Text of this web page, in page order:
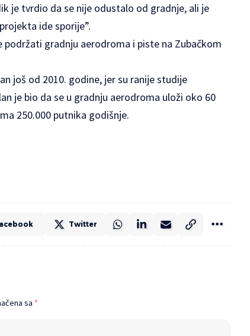
je tvrdio da se nije odustalo od gradnje, ali je
ide sporije”.
gradnju aerodroma i piste na Zubačkom
još od 2010. godine, jer su ranije studije
je bio da se u gradnju aerodroma uloži oko 60
250.000 putnika godišnje.
Twitter
sa *